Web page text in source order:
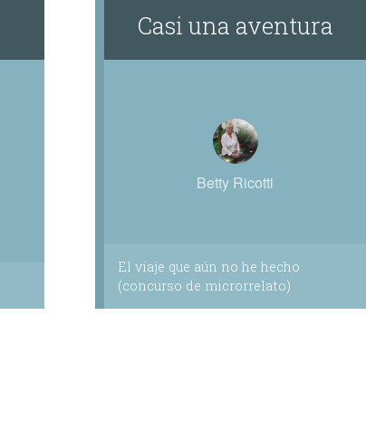
Casi una aventura
Betty Ricotti
El viaje que aún no he hecho
(concurso de microrrelato)